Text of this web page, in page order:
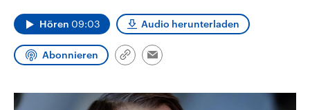
Hören 09:03 Audio herunterladen
Abonnieren
Link
Email